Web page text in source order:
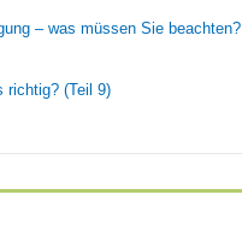
– was müssen Sie beachten?
richtig? (Teil 9)